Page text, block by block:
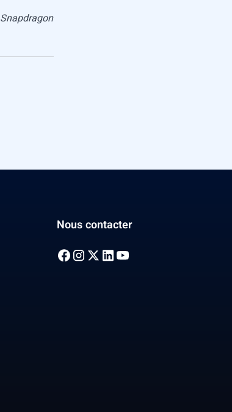
Snapdragon
Nous contacter